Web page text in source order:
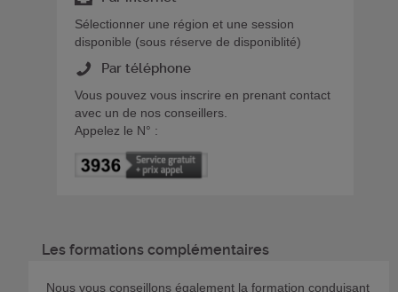
Sélectionner une région et une session
disponible (sous réserve de disponiblité)
Par téléphone
Vous pouvez vous inscrire en prenant contact
avec un de nos conseillers.
Appelez le N° :
Les formations complémentaires
Nous vous conseillons également la formation conduisant